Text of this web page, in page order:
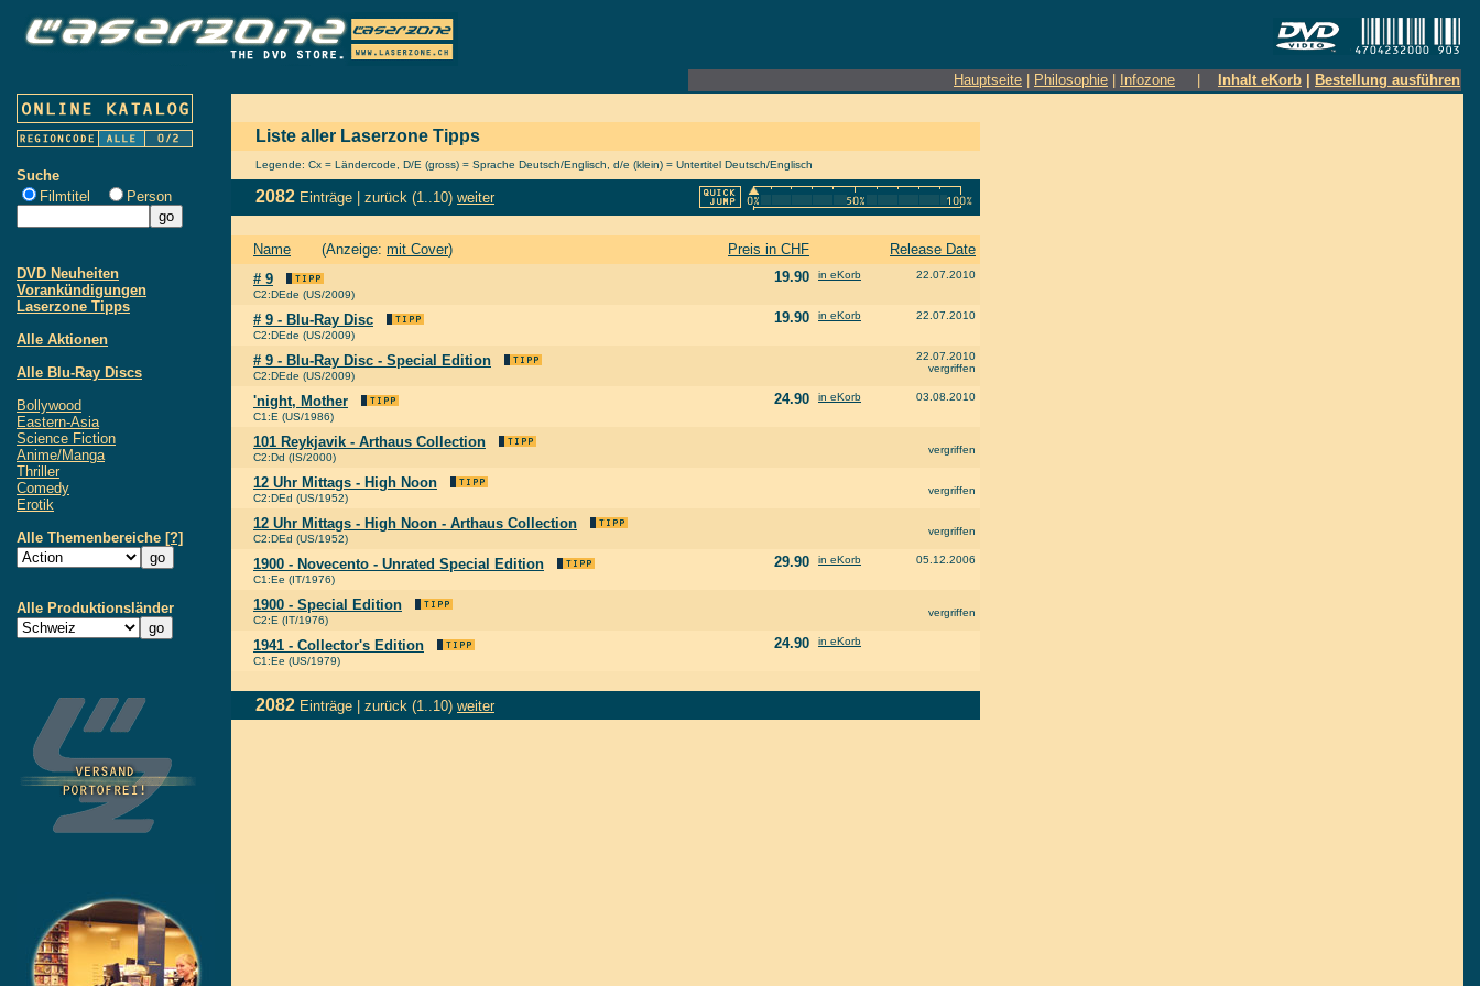
Hauptseite Philosophie Infozone Inhalt eKorb Bestellung ausführen
Suche
Filmtitel
Person
DVD Neuheiten
Vorankündigungen
Laserzone Tipps
Alle Aktionen
Alle Blu-Ray Discs
Bollywood
Eastern-Asia
Science Fiction
Anime/Manga
Thriller
Comedy
Erotik
Alle Themenbereiche [?]
Alle Produktionsländer
Liste aller Laserzone Tipps
Legende: Cx = Ländercode, D/E (gross) = Sprache Deutsch/Englisch, d/e (klein) = Untertitel Deutsch/Englisch
2082 Einträge | zurück (1..10) weiter
Name (Anzeige: mit Cover) Preis in CHF
Release Date
# 9
C2:DEde (US/2009)
19.90 in eKorb 22.07.2010
# 9 - Blu-Ray Disc
C2:DEde (US/2009)
19.90 in eKorb 22.07.2010
# 9 - Blu-Ray Disc - Special Edition
C2:DEde (US/2009)
22.07.2010
vergriffen
'night, Mother
C1:E (US/1986)
24.90 in eKorb 03.08.2010
101 Reykjavik - Arthaus Collection
C2:Dd (IS/2000)
vergriffen
12 Uhr Mittags - High Noon
C2:DEd (US/1952)
vergriffen
12 Uhr Mittags - High Noon - Arthaus Collection
C2:DEd (US/1952)
vergriffen
1900 - Novecento - Unrated Special Edition
C1:Ee (IT/1976)
29.90 in eKorb 05.12.2006
1900 - Special Edition
C2:E (IT/1976)
vergriffen
1941 - Collector's Edition
C1:Ee (US/1979)
24.90 in eKorb
2082 Einträge | zurück (1..10) weiter